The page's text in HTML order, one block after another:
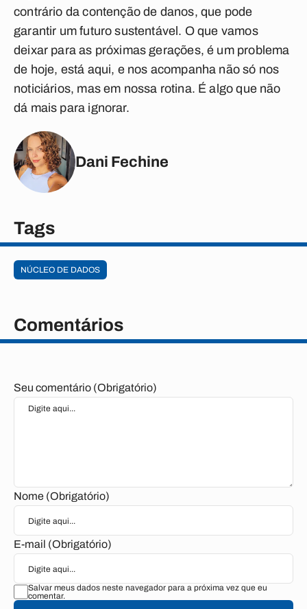
contrário da contenção de danos, que pode
garantir um futuro sustentável. O que vamos
deixar para as próximas gerações, é um problema
de hoje, está aqui, e nos acompanha não só nos
noticiários, mas em nossa rotina. É algo que não
dá mais para ignorar.
Dani Fechine
Tags
NÚCLEO DE DADOS
Comentários
Seu comentário (Obrigatório)
Nome (Obrigatório)
E-mail (Obrigatório)
Salvar meus dados neste navegador para a próxima vez que eu
comentar.